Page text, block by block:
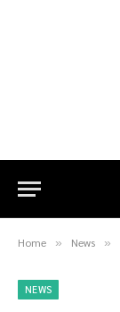
Home » News »
NEWS